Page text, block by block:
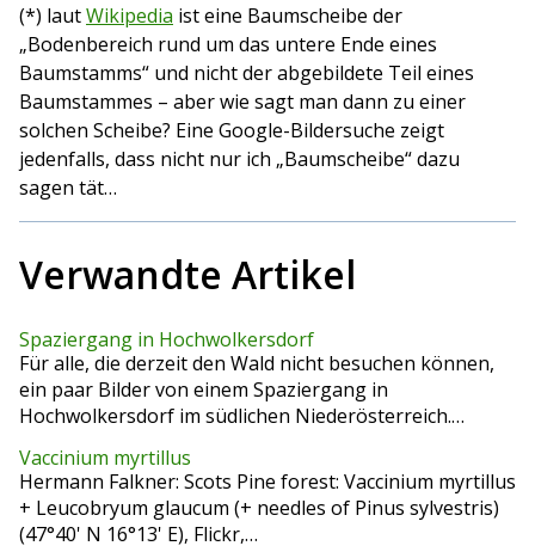
(*) lautWikipedia ist eine Baumscheibe der
„Bodenbereich rund um das untere Ende eines
Baumstamms“ und nicht der abgebildete Teil eines
Baumstammes – aber wie sagt man dann zu einer
solchen Scheibe? Eine Google-Bildersuche zeigt
jedenfalls, dass nicht nur ich „Baumscheibe“ dazu
sagen tät…
Verwandte Artikel
Spaziergang in Hochwolkersdorf
Für alle, die derzeit den Wald nicht besuchen können,
ein paar Bilder von einem Spaziergang in
Hochwolkersdorf im südlichen Niederösterreich.…
Vaccinium myrtillus
Hermann Falkner: Scots Pine forest: Vaccinium myrtillus
+ Leucobryum glaucum (+ needles of Pinus sylvestris)
(47°40' N 16°13' E), Flickr,…